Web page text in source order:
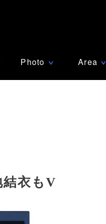
Photo ∨ Area ∨
衣もV